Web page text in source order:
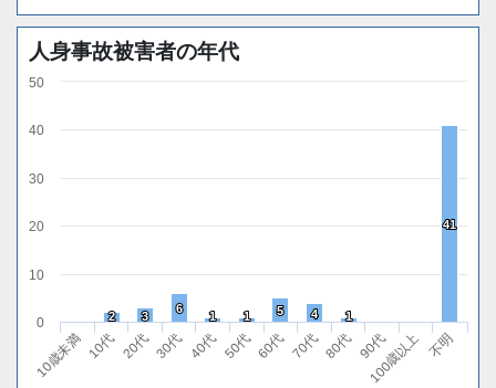
人身事故被害者の年代
2
2 3
3
6
6
1
1 1
1 5
5 4
4 1
1
41
41
10歳未満 10代 20代 30代 40代 50代 60代 70代 80代 90代
100歳以上 不明
0
10
20
30
40
50